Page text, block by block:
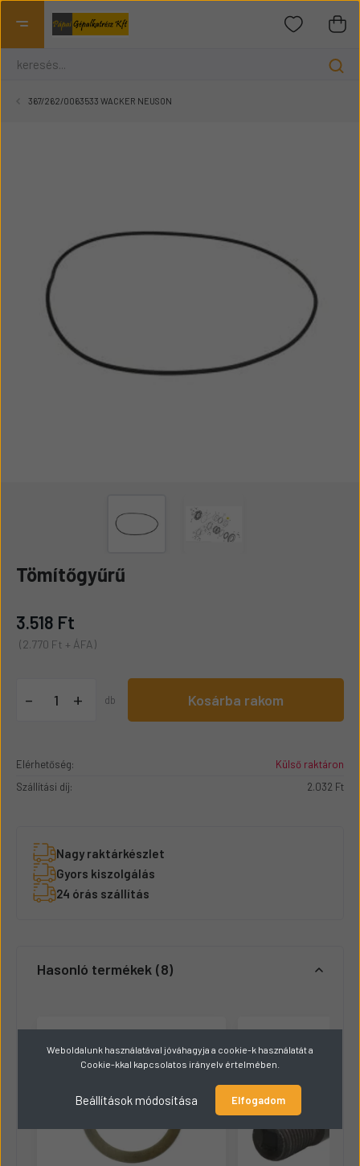
367/262/0063533 WACKER NEUSON
Tömítőgyűrű
3.518 Ft
(2.770 Ft + ÁFA)
- + db Kosárba rakom
Elérhetőség:
Külső raktáron
Szállítási díj:
2.032 Ft
Nagy raktárkészlet
Gyors kiszolgálás
24 órás szállítás
Hasonló termékek 8
Weboldalunk használatával jóváhagyja a cookie-k használatát a
Cookie-kkal kapcsolatos irányelv értelmében.
Beállítások módosítása Elfogadom